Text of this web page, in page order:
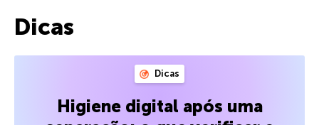
Dicas
Dicas
Higiene digital após uma